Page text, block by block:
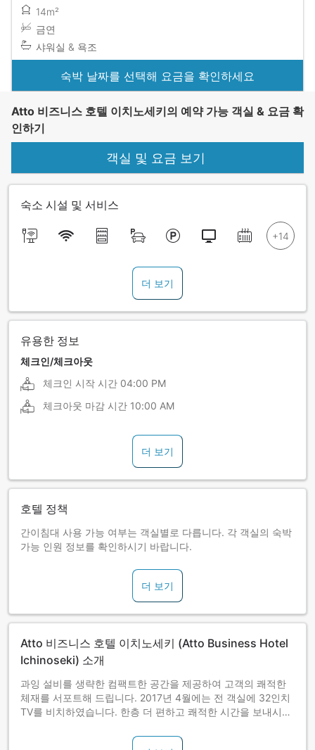
14m²
금연
샤워실 & 욕조
숙박 날짜를 선택해 요금을 확인하세요
Atto 비즈니스 호텔 이치노세키의 예약 가능 객실 & 요금 확
인하기
객실 및 요금 보기
숙소 시설 및 서비스
더 보기
유용한 정보
체크인/체크아웃
체크인 시작 시간 04:00 PM
체크아웃 마감 시간 10:00 AM
더 보기
호텔 정책
간이침대 사용 가능 여부는 객실별로 다릅니다. 각 객실의 숙박
가능 인원 정보를 확인하시기 바랍니다.
더 보기
Atto 비즈니스 호텔 이치노세키 (Atto Business Hotel
Ichinoseki) 소개
과잉 설비를 생략한 컴팩트한 공간을 제공하여 고객의 쾌적한
체재를 서포트해 드립니다. 2017년 4월에는 전 객실에 32인치
TV를 비치하였습니다. 한층 더 편하고 쾌적한 시간을 보내시기